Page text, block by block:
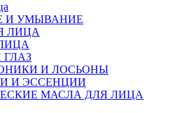
И УМЫВАНИЕ
ЛИЦА
ГЛАЗ
И ЛОСЬОНЫ
И ЭССЕНЦИИ
МАСЛА ДЛЯ ЛИЦА